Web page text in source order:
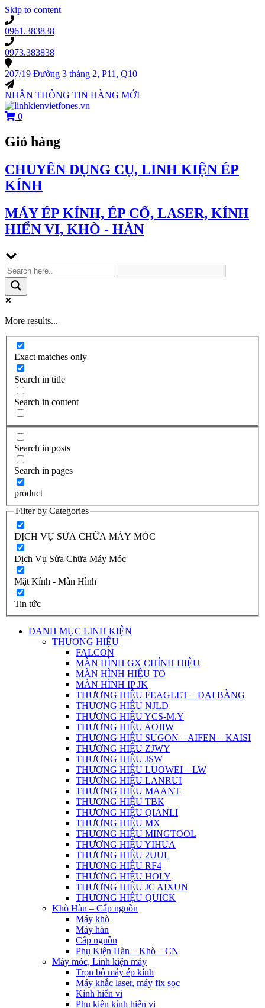
Skip to content
0961.383838
0973.383838
207/19 Đường 3 tháng 2, P11, Q10
NHẬN THÔNG TIN HÀNG MỚI
0
Giỏ hàng
CHUYÊN DỤNG CỤ, LINH KIỆN ÉP
KÍNH
MÁY ÉP KÍNH, ÉP CỔ, LASER, KÍNH
HIỂN VI, KHÒ - HÀN
More results...
Exact matches only
Search in title
Search in content
Search in posts
Search in pages
product
Filter by Categories
DỊCH VỤ SỬA CHỮA MÁY MÓC
Dịch Vụ Sửa Chữa Máy Móc
Mặt Kính - Màn Hình
Tin tức
DANH MỤC LINH KIỆN
THƯƠNG HIỆU
FALCON
MÀN HÌNH GX CHÍNH HIỆU
MÀN HÌNH HIỆU TO
MÀN HÌNH IP JK
THƯƠNG HIỆU FEAGLET – ĐẠI BÀNG
THƯƠNG HIỆU NJLD
THƯƠNG HIỆU YCS-M.Y
THƯƠNG HIỆU AOJIW
THƯƠNG HIỆU SUGON – AIFEN – KAISI
THƯƠNG HIỆU ZJWY
THƯƠNG HIỆU JSW
THƯƠNG HIỆU LUOWEI – LW
THƯƠNG HIỆU LANRUI
THƯƠNG HIỆU MAANT
THƯƠNG HIỆU TBK
THƯƠNG HIỆU QIANLI
THƯƠNG HIỆU MX
THƯƠNG HIỆU MINGTOOL
THƯƠNG HIỆU YIHUA
THƯƠNG HIỆU 2UUL
THƯƠNG HIỆU RF4
THƯƠNG HIỆU HOLY
THƯƠNG HIỆU JC AIXUN
THƯƠNG HIỆU QUICK
Khò Hàn – Cấp nguồn
Máy khò
Máy hàn
Cấp nguồn
Phụ Kiện Hàn – Khò – CN
Máy móc, Linh kiện máy
Trọn bộ máy ép kính
Máy khắc laser, máy fix sọc
Kính hiển vi
Phụ kiện kính hiển vi